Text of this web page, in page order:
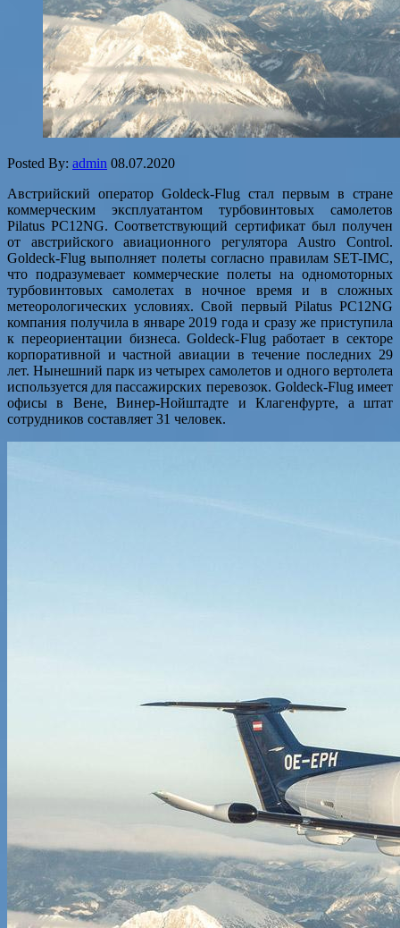
Posted By: admin 08.07.2020
Австрийский оператор Goldeck-Flug стал первым в стране
коммерческим эксплуатантом турбовинтовых самолетов
Pilatus PC12NG. Соответствующий сертификат был получен
от австрийского авиационного регулятора Austro Control.
Goldeck-Flug выполняет полеты согласно правилам SET-IMC,
что подразумевает коммерческие полеты на одномоторных
турбовинтовых самолетах в ночное время и в сложных
метеорологических условиях. Свой первый Pilatus PC12NG
компания получила в январе 2019 года и сразу же приступила
к переориентации бизнеса. Goldeck-Flug работает в секторе
корпоративной и частной авиации в течение последних 29
лет. Нынешний парк из четырех самолетов и одного вертолета
используется для пассажирских перевозок. Goldeck-Flug имеет
офисы в Вене, Винер-Нойштадте и Клагенфурте, а штат
сотрудников составляет 31 человек.